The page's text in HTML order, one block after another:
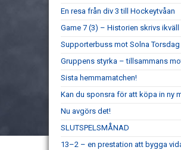
En resa från div 3 till Hockeytvåan
Game 7 (3) – Historien skrivs ikväll
Supporterbuss mot Solna Torsdag
Gruppens styrka – tillsammans
Sista hemmamatchen!
Kan du sponsra för att köpa in ny
Nu avgörs det!
SLUTSPELSMÅNAD
13–2 – en prestation att bygga